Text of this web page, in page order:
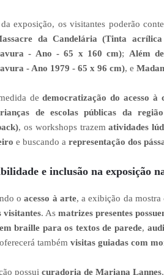
exposição, os visitantes poderão
da Candelária (Tinta
- Ano - 65 x 160 cm); Além
- Ano 1979 - 65 x 96 cm), e
dedemocratização do acesso à
de escolas públicas da
, os workshops trazematividades
e buscando a representação dos
e inclusão na exposição
oacesso à arte, a exibição da
visitantes. Asmatrizes presentes
braille para os textos de parede,
também visitas guiadas com
possuicuradoria de Mariana Lannes